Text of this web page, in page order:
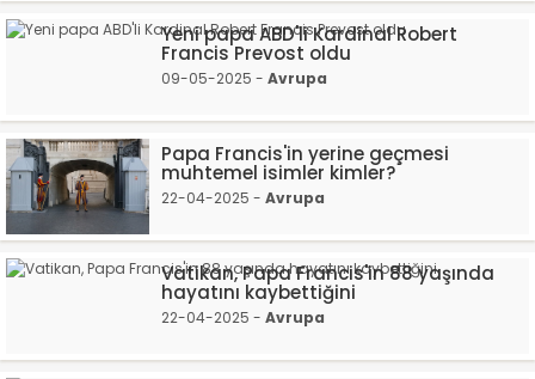
Yeni papa ABD'li Kardinal Robert
Francis Prevost oldu
09-05-2025 - Avrupa
Papa Francis'in yerine geçmesi
muhtemel isimler kimler?
22-04-2025 - Avrupa
Vatikan, Papa Francis'in 88 yaşında
hayatını kaybettiğini
22-04-2025 - Avrupa